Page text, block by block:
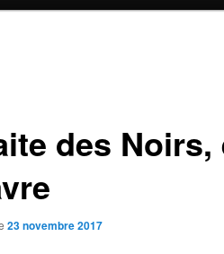
des
23 novembre 2017